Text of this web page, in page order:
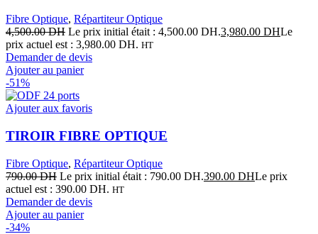
Fibre Optique, Répartiteur Optique
4,500.00DH Le prix initial était : 4,500.00 DH.3,980.00 DHLe
prix actuel est : 3,980.00 DH. HT
Demander de devis
Ajouter au panier
-51%
Ajouter aux favoris
TIROIR FIBRE OPTIQUE
Fibre Optique, Répartiteur Optique
790.00DH Le prix initial était : 790.00 DH.390.00 DHLe prix
actuel est : 390.00 DH. HT
Demander de devis
Ajouter au panier
-34%